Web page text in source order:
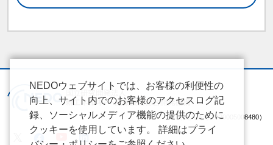
（法人番号 2020005008480）
NEDOウェブサイトでは、お客様の利便性の
向上、サイト内でのお客様のアクセスログ記
録、ソーシャルメディア機能の提供のために
クッキーを使用しています。 詳細はプライ